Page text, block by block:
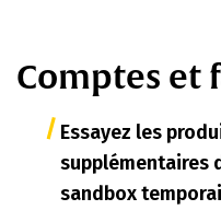
Comptes et
Essayez les
supplémentaires
sandbox